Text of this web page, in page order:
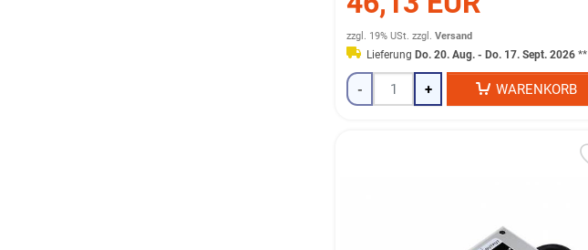
zzgl. 19% USt. zzgl.Versand
Lieferung Do. 20. Aug. - Do. 17. Sept. 2026 **
- + WARENKORB